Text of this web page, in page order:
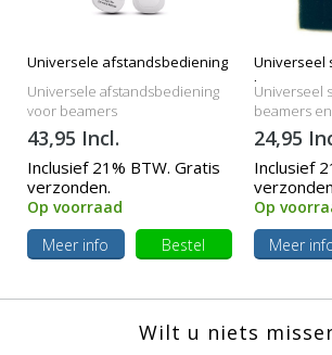
Universele afstandsbediening
Universele afstandsbediening
voor beamers
43,95 Incl.
Inclusief 21% BTW. Gratis
verzonden.
Op voorraad
Meer info
Bestel
Universeel
beamers
Universeel
beamers
24,95
Inclusief
Op
Meer
Wilt u niets